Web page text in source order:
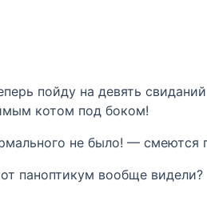
пойду на девять
котом под боком!
не было! — смеются
паноптикум вообще видели?